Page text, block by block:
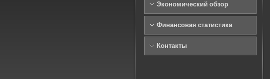
Экономический обзор
Финансовая статистика
Контакты